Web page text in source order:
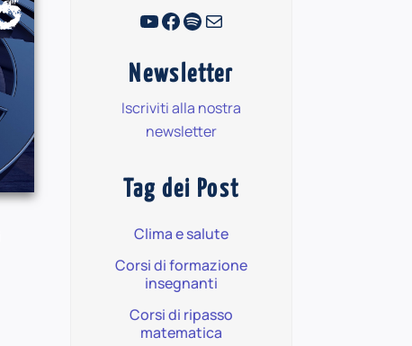
YouTube
Facebook
Spotify
Email
Newsletter
Iscriviti alla nostra
newsletter
Tag dei Post
Clima e salute
Corsi di formazione
insegnanti
Corsi di ripasso
matematica